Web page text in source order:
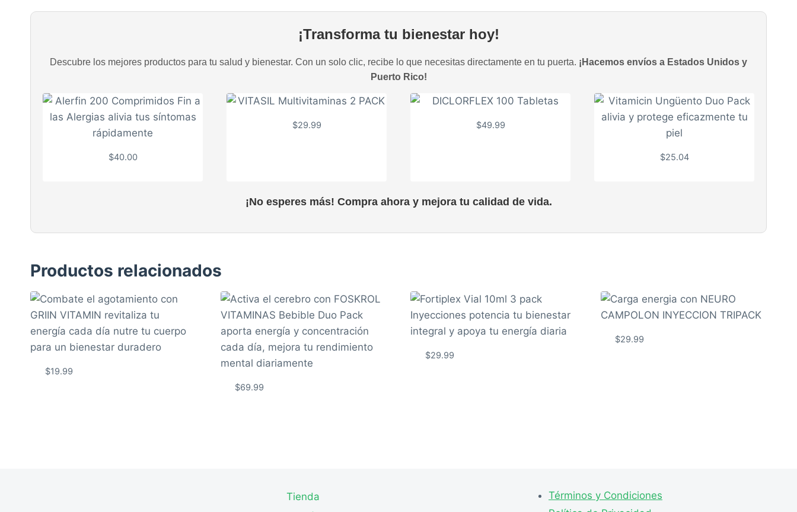
¡Transforma tu bienestar hoy!
Descubre los mejores productos para tu salud y bienestar. Con un solo clic, recibe lo que necesitas directamente en tu puerta. ¡Hacemos envíos a Estados Unidos y
Puerto Rico!
$40.00
$29.99 $49.99
$25.04
¡No esperes más! Compra ahora y mejora tu calidad de vida.
Productos relacionados
$19.99
$69.99
$29.99
$29.99
Tienda
Términos y Condiciones